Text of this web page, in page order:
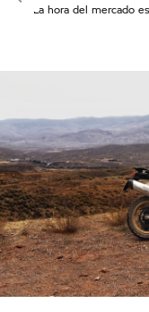
La hora del mercado